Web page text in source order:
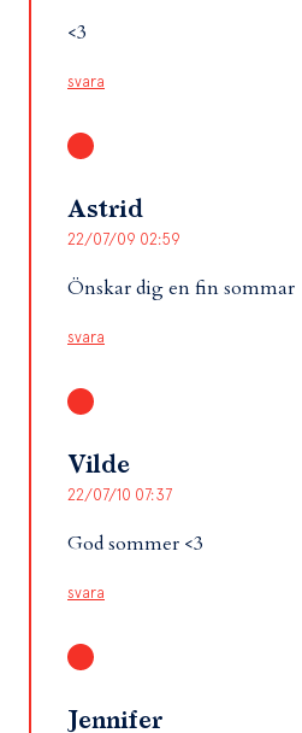
<3
svara
Astrid
22/07/09 02:59
Önskar dig en fin sommar
svara
Vilde
22/07/10 07:37
God sommer <3
svara
Jennifer